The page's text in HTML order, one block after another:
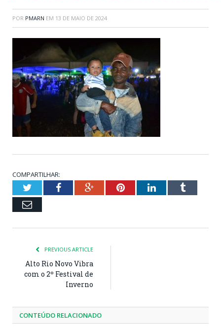
POR PMARN EM 13 DE MAIO DE 2024
COMPARTILHAR:
TwitterFacebookGoogle+PinterestLinkedInTumblr
Email
PREVIOUS ARTICLE
Alto Rio Novo Vibra
com o 2º Festival de
Inverno
CONTEÚDO RELACIONADO